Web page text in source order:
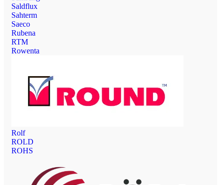
Saldflux
Sahterm
Saeco
Rubena
RTM
Rowenta
Rolf
ROLD
ROHS